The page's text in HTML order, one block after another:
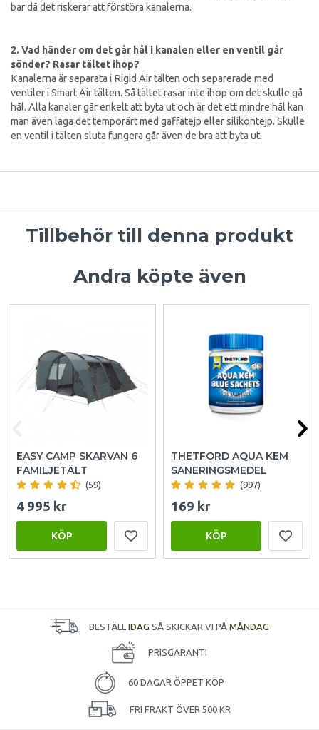
bar då det riskerar att förstöra kanalerna.
2. Vad händer om det går hål i kanalen eller en ventil går
sönder? Rasar tältet ihop?
Kanalerna är separata i Rigid Air tälten och separerade med
ventiler i Smart Air tälten. Så tältet rasar inte ihop om det skulle gå
hål. Alla kanaler går enkelt att byta ut och är det ett mindre hål kan
man även laga det temporärt med gaffatejp eller silikontejp. Skulle
en ventil i tälten sluta fungera går även de bra att byta ut.
Tillbehör till denna produkt
Andra köpte även
EASY CAMP SKARVAN 6
FAMILJETÄLT
(59)
4 995 kr
KÖP
THETFORD AQUA KEM
SANERINGSMEDEL
(997)
169 kr
KÖP
BESTÄLL IDAG SÅ SKICKAR VI PÅ MÅNDAG
PRISGARANTI
60 DAGAR ÖPPET KÖP
FRI FRAKT ÖVER 500 KR